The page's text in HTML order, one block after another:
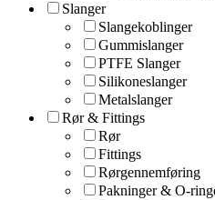
Slanger
Slangekoblinger
Gummislanger
PTFE Slanger
Silikoneslanger
Metalslanger
Rør & Fittings
Rør
Fittings
Rørgennemføring
Pakninger & O-